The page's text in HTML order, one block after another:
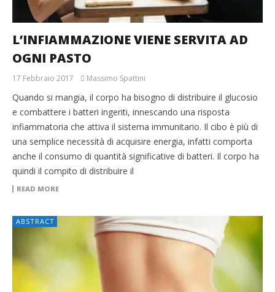
L’INFIAMMAZIONE VIENE SERVITA AD
OGNI PASTO
17 Febbraio 2017 Massimo Spattini
Quando si mangia, il corpo ha bisogno di distribuire il glucosio
e combattere i batteri ingeriti, innescando una risposta
infiammatoria che attiva il sistema immunitario. Il cibo è più di
una semplice necessità di acquisire energia, infatti comporta
anche il consumo di quantità significative di batteri. Il corpo ha
quindi il compito di distribuire il
READ MORE
ABSTRACT